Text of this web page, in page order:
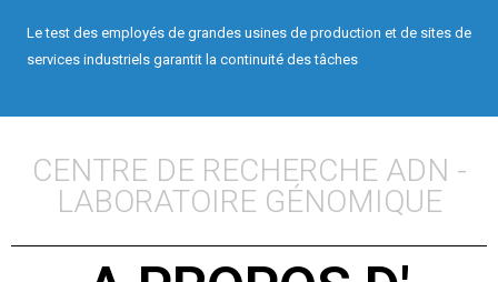
Le test des employés de grandes usines de production et de sites de
services industriels garantit la continuité des tâches
CENTRE DE RECHERCHE ADN -
LABORATOIRE GÉNOMIQUE